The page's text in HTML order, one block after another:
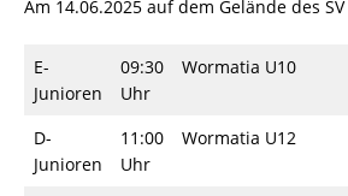
Am 14.06.2025 auf dem Gelände des
E-
Junioren
09:30
Uhr
Wormatia U10
D-
Junioren
11:00
Uhr
Wormatia U12